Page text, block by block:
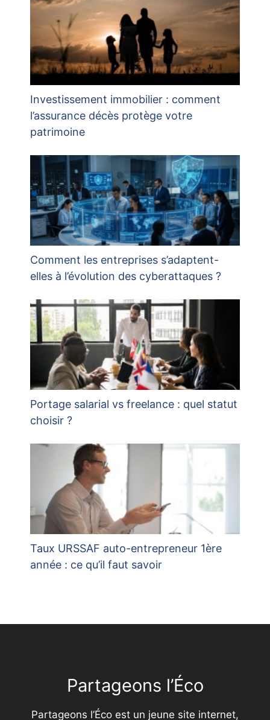
Investissement immobilier : comment
l’assurance décès protège votre
patrimoine
Comment les entreprises s’adaptent-
elles à l’évolution des cyberattaques ?
Portage salarial vs freelance : quel statut
choisir ?
Taux URSSAF auto-entrepreneur 1ère
année : ce qu’il faut savoir
Partageons l’Éco
Partageons l’Éco est un jeune site internet,